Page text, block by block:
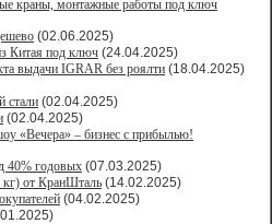
краны, монтажные работы под ключ
(02.06.2025)
Китая под ключ (24.04.2025)
выдачи IGRAR без роялти (18.04.2025)
стали (02.04.2025)
(02.04.2025)
«Вечера» – бизнес с прибылью!
40% годовых (07.03.2025)
кг) от КранШталь (14.02.2025)
(04.02.2025)